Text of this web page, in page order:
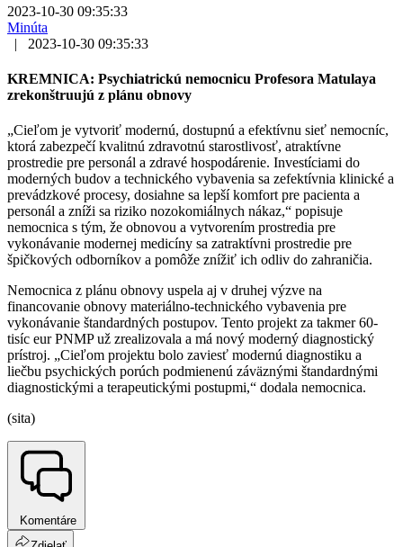
2023-10-30 09:35:33
Minúta
|
2023-10-30 09:35:33
KREMNICA: Psychiatrickú nemocnicu Profesora Matulaya
zrekonštruujú z plánu obnovy
„Cieľom je vytvoriť modernú, dostupnú a efektívnu sieť nemocníc,
ktorá zabezpečí kvalitnú zdravotnú starostlivosť, atraktívne
prostredie pre personál a zdravé hospodárenie. Investíciami do
moderných budov a technického vybavenia sa zefektívnia klinické a
prevádzkové procesy, dosiahne sa lepší komfort pre pacienta a
personál a zníži sa riziko nozokomiálnych nákaz,“ popisuje
nemocnica s tým, že obnovou a vytvorením prostredia pre
vykonávanie modernej medicíny sa zatraktívni prostredie pre
špičkových odborníkov a pomôže znížiť ich odliv do zahraničia.
Nemocnica z plánu obnovy uspela aj v druhej výzve na
financovanie obnovy materiálno-technického vybavenia pre
vykonávanie štandardných postupov. Tento projekt za takmer 60-
tisíc eur PNMP už zrealizovala a má nový moderný diagnostický
prístroj. „Cieľom projektu bolo zaviesť modernú diagnostiku a
liečbu psychických porúch podmienenú záväznými štandardnými
diagnostickými a terapeutickými postupmi,“ dodala nemocnica.
(sita)
Komentáre